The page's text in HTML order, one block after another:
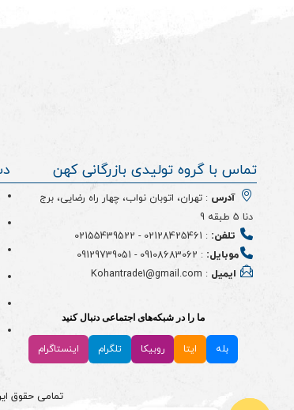
تماس با گروه تولیدی بازرگانی کهن
آدرس : تهران، اتوبان نواب، چهار راه رضایی، برج
دنا 5 طبقه 9
تلفن: :
02128425461
-
02155439522
موبایل: :
09108683062
-
09129739051
ایمیل : Kohantrade1@gmail.com
ما را در شبکه‌های اجتماعی دنبال کنید
بله ایتا روبیکا تلگرام اینستاگرام
تمامی حقوق